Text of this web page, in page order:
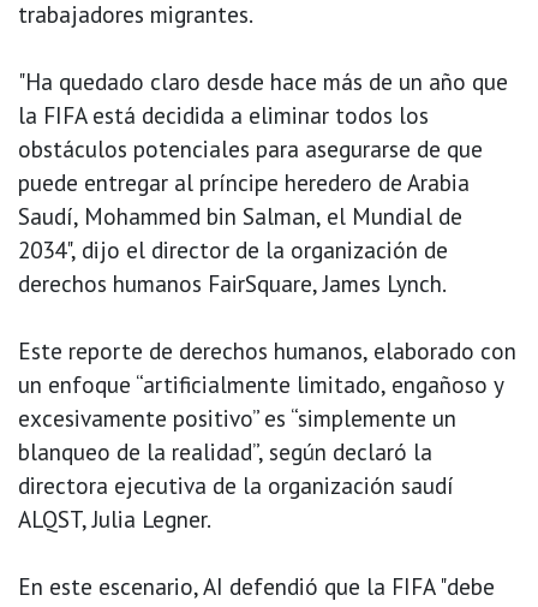
trabajadores migrantes.
"Ha quedado claro desde hace más de un año que
la FIFA está decidida a eliminar todos los
obstáculos potenciales para asegurarse de que
puede entregar al príncipe heredero de Arabia
Saudí, Mohammed bin Salman, el Mundial de
2034", dijo el director de la organización de
derechos humanos FairSquare, James Lynch.
Este reporte de derechos humanos, elaborado con
un enfoque “artificialmente limitado, engañoso y
excesivamente positivo” es “simplemente un
blanqueo de la realidad”, según declaró la
directora ejecutiva de la organización saudí
ALQST, Julia Legner.
En este escenario, AI defendió que la FIFA "debe